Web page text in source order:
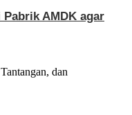
AMDK agar